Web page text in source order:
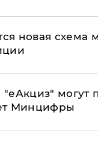
новая схема
могут
Минцифры